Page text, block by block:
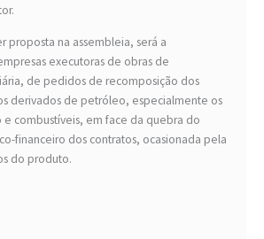
proposta na assembleia, será a
executoras de obras de
de pedidos de recomposição dos
derivados de petróleo, especialmente os
combustíveis, em face da quebra do
financeiro dos contratos, ocasionada pela
do produto.